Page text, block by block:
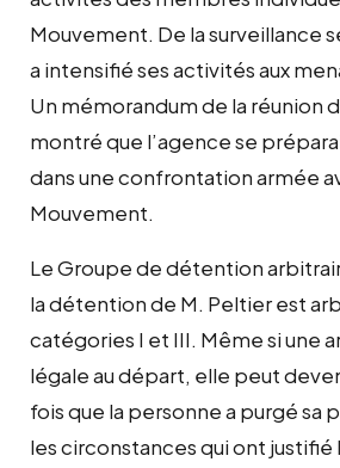
Mouvement. De la surveillance
a intensifié ses activités aux
Un mémorandum de la réunion
montré que l’agence se
dans une confrontation armée
Mouvement.
Le Groupe de détention
la détention de M. Peltier est
catégories I et III. Même si une
légale au départ, elle peut
fois que la personne a purgé sa
les circonstances qui ont justifié